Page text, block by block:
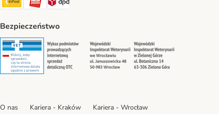
Bezpieczeństwo
Security Security Security
O nas Kariera - Kraków
Kariera - Wrocław